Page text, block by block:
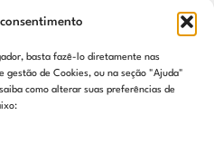
basta fazê-lo diretamente nas
gestão de Cookies, ou na seção "Ajuda"
como alterar suas preferências de
27 de novembro de 2026
06 a 12 de dezembro de 2026
Etapa atual Próximas etapas